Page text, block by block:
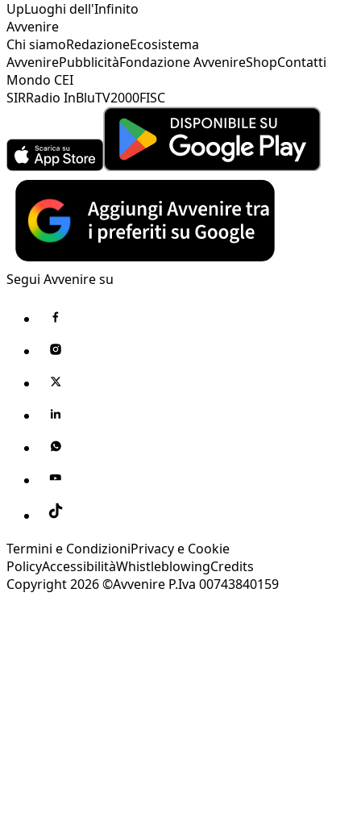
UpLuoghi dell'Infinito
Avvenire
Chi siamoRedazioneEcosistema
AvvenirePubblicitàFondazione AvvenireShopContatti
Mondo CEI
SIRRadio InBluTV2000FISC
Segui Avvenire su
Termini e CondizioniPrivacy e Cookie
PolicyAccessibilitàWhistleblowingCredits
Copyright 2026 ©Avvenire P.Iva 00743840159